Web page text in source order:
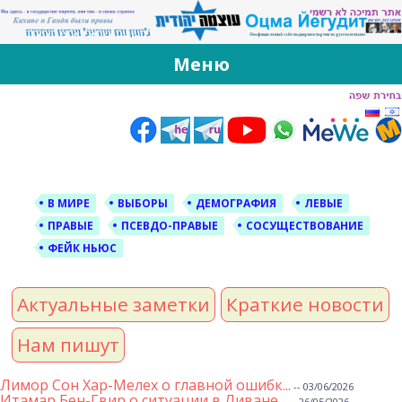
За Оцма Йегудит
עוצמה יהודית ברוסית ובעברית
Меню
В МИРЕ ВЫБОРЫ ДЕМОГРАФИЯ
ЛЕВЫЕ
ПРАВЫЕ
ПСЕВДО-ПРАВЫЕ
СОСУЩЕСТВОВАНИЕ
ФЕЙК НЬЮС
Актуальные заметки
Краткие новости
Нам пишут
Лимор Сон Хар-Мелех о главной ошибк... -- 03/06/2026